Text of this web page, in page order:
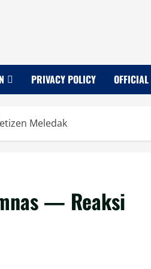
PRIVACY POLICY OFFICIAL
Meledak
— Reaksi